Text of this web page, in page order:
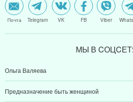
Почта Telegram VK FB Viber
МЫ В
Ольга Валяева
Предназначение быть женщиной